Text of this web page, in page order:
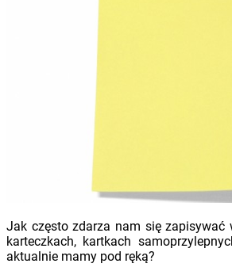
Jak często zdarza nam się zapisywać
karteczkach, kartkach
aktualnie mamy pod ręką?